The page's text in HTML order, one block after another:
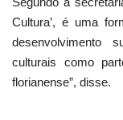
Cultura’, é uma
desenvolvimento
culturais como
florianense”, disse.